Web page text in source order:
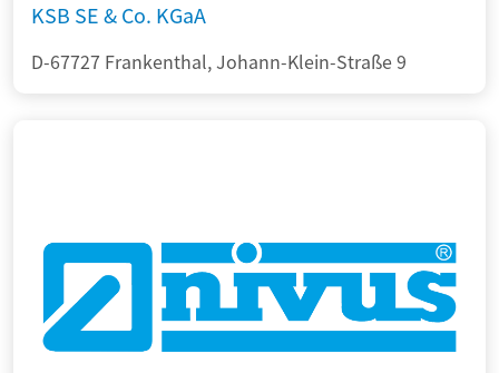
KSB SE & Co. KGaA
D-67727 Frankenthal, Johann-Klein-Straße 9